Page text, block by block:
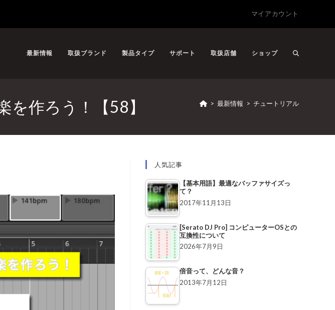
マイアカウント
最新情報 取扱ブランド 製品タイプ サポート 取扱店舗 ショップ
を作ろう！【58】 > 最新情報 > チュートリアル
人気記事
【基本用語】最適なバッファサイズっ
て？
2017年11月13日
[Serato DJ Pro] コンピューターOSとの
互換性について
2026年7月9日
倍音って、どんな音？
2013年7月12日